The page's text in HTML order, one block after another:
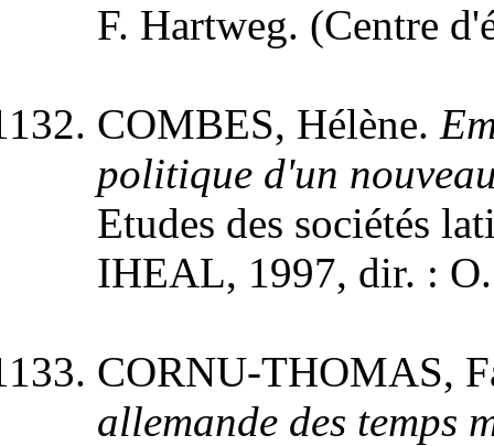
F. Hartweg. (Centre
COMBES, Hélène.
politique d'un
Etudes des sociétés
IHEAL, 1997, dir. :
CORNU-THOMAS,
allemande des temps